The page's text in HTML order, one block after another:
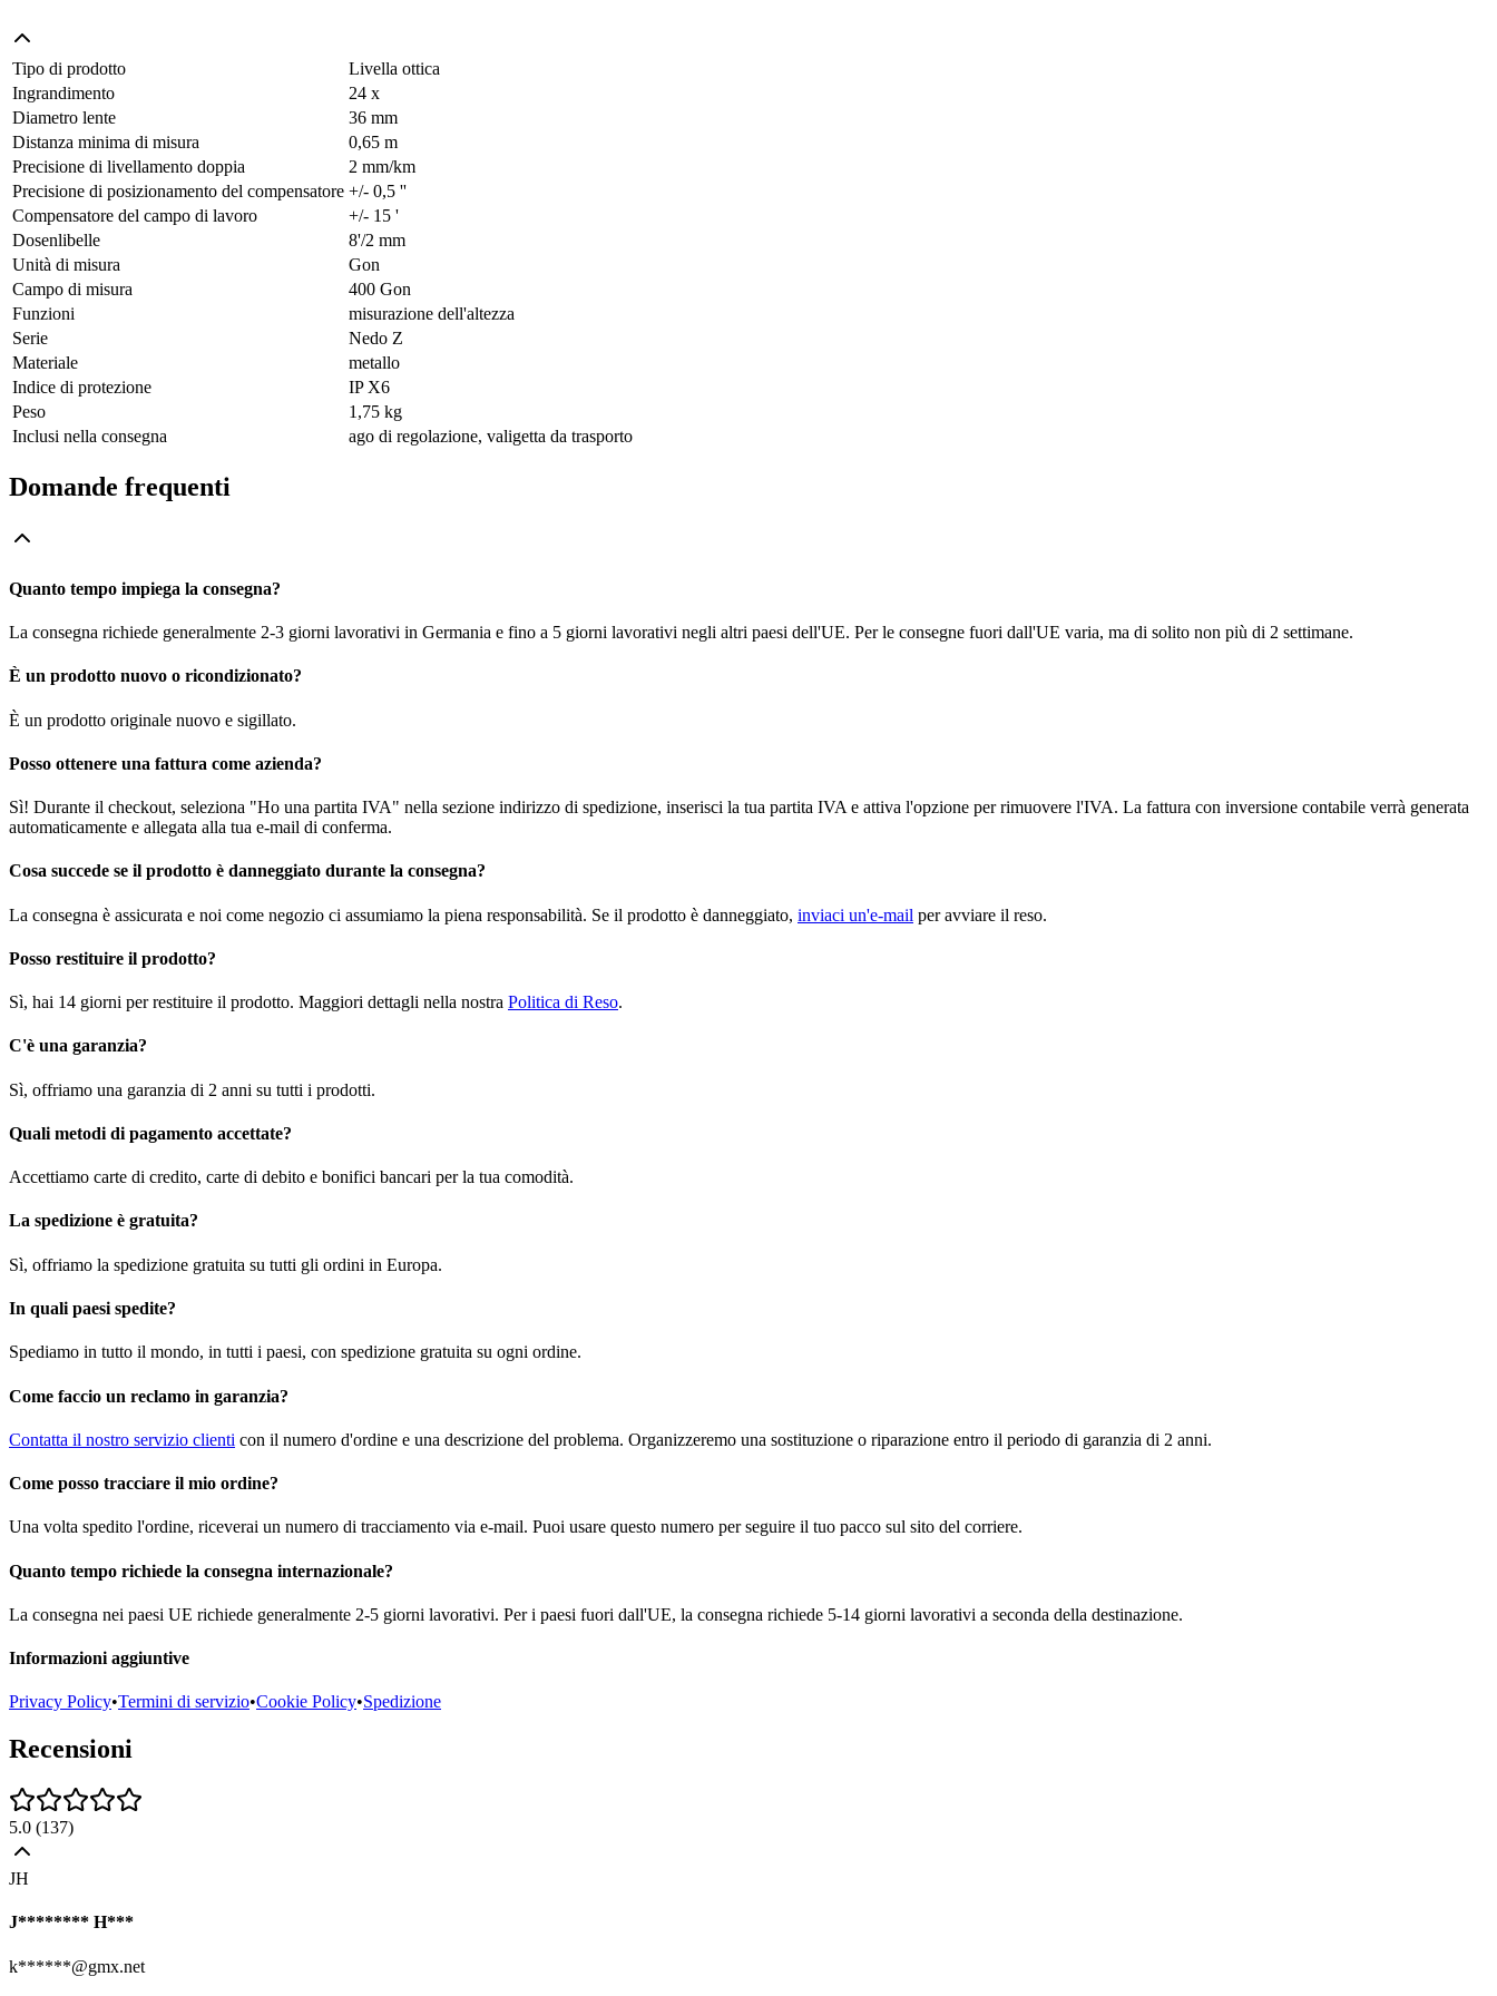
Tipo di prodotto
Livella ottica
Ingrandimento
24 x
Diametro lente
36 mm
Distanza minima di misura
0,65 m
Precisione di livellamento doppia
2 mm/km
Precisione di posizionamento del compensatore +/- 0,5 ''
Compensatore del campo di lavoro
+/- 15 '
Dosenlibelle
8'/2 mm
Unità di misura
Gon
Campo di misura
400 Gon
Funzioni
misurazione dell'altezza
Serie
Nedo Z
Materiale
metallo
Indice di protezione
IP X6
Peso
1,75 kg
Inclusi nella consegna
ago di regolazione, valigetta da trasporto
Domande frequenti
Quanto tempo impiega la consegna?
La consegna richiede generalmente 2-3 giorni lavorativi in Germania e fino a 5 giorni lavorativi negli altri paesi dell'UE. Per le consegne fuori dall'UE varia, ma di solito non più di 2 settimane.
È un prodotto nuovo o ricondizionato?
È un prodotto originale nuovo e sigillato.
Posso ottenere una fattura come azienda?
Sì! Durante il checkout, seleziona "Ho una partita IVA" nella sezione indirizzo di spedizione, inserisci la tua partita IVA e attiva l'opzione per rimuovere l'IVA. La fattura con inversione contabile verrà generata
automaticamente e allegata alla tua e-mail di conferma.
Cosa succede se il prodotto è danneggiato durante la consegna?
La consegna è assicurata e noi come negozio ci assumiamo la piena responsabilità. Se il prodotto è danneggiato, inviaci un'e-mail per avviare il reso.
Posso restituire il prodotto?
Sì, hai 14 giorni per restituire il prodotto. Maggiori dettagli nella nostra Politica di Reso.
C'è una garanzia?
Sì, offriamo una garanzia di 2 anni su tutti i prodotti.
Quali metodi di pagamento accettate?
Accettiamo carte di credito, carte di debito e bonifici bancari per la tua comodità.
La spedizione è gratuita?
Sì, offriamo la spedizione gratuita su tutti gli ordini in Europa.
In quali paesi spedite?
Spediamo in tutto il mondo, in tutti i paesi, con spedizione gratuita su ogni ordine.
Come faccio un reclamo in garanzia?
Contatta il nostro servizio clienti con il numero d'ordine e una descrizione del problema. Organizzeremo una sostituzione o riparazione entro il periodo di garanzia di 2 anni.
Come posso tracciare il mio ordine?
Una volta spedito l'ordine, riceverai un numero di tracciamento via e-mail. Puoi usare questo numero per seguire il tuo pacco sul sito del corriere.
Quanto tempo richiede la consegna internazionale?
La consegna nei paesi UE richiede generalmente 2-5 giorni lavorativi. Per i paesi fuori dall'UE, la consegna richiede 5-14 giorni lavorativi a seconda della destinazione.
Informazioni aggiuntive
Privacy Policy•Termini di servizio•Cookie Policy•Spedizione
Recensioni
5.0 (137)
JH
J******** H***
k******@gmx.net